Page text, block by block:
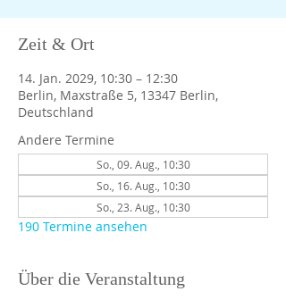
Zeit & Ort
14. Jan. 2029, 10:30 – 12:30
Berlin, Maxstraße 5, 13347 Berlin,
Deutschland
Andere Termine
So., 09. Aug., 10:30
So., 16. Aug., 10:30
So., 23. Aug., 10:30
190 Termine ansehen
Über die Veranstaltung